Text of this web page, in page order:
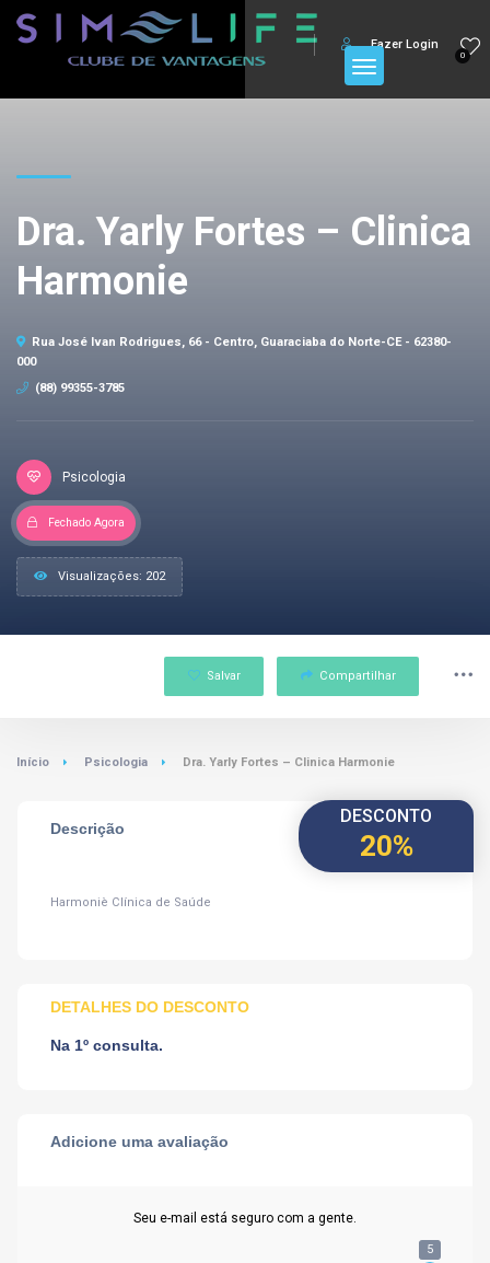
0
Fazer Login
Dra. Yarly Fortes – Clinica
Harmonie
Rua José Ivan Rodrigues, 66 - Centro, Guaraciaba do Norte-CE - 62380-
000
(88) 99355-3785
Psicologia
Fechado Agora
Visualizações: 202
Salvar Compartilhar
Início Psicologia Dra. Yarly Fortes – Clinica Harmonie
DESCONTO
20%
Descrição
Harmoniè Clínica de Saúde
DETALHES DO DESCONTO
Na 1º consulta.
Adicione uma avaliação
Seu e-mail está seguro com a gente.
5